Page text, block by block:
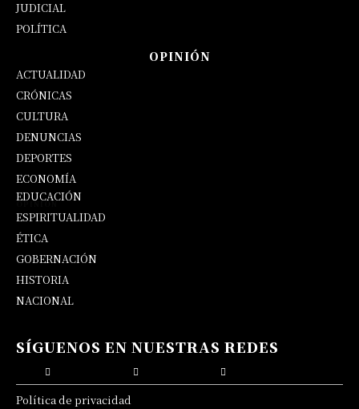
JUDICIAL
POLÍTICA
OPINIÓN
ACTUALIDAD
CRÓNICAS
CULTURA
DENUNCIAS
DEPORTES
ECONOMÍA
OPINIÓN
EDUCACIÓN
ESPIRITUALIDAD
ÉTICA
GOBERNACIÓN
HISTORIA
NACIONAL
SÍGUENOS EN NUESTRAS REDES
Política de privacidad